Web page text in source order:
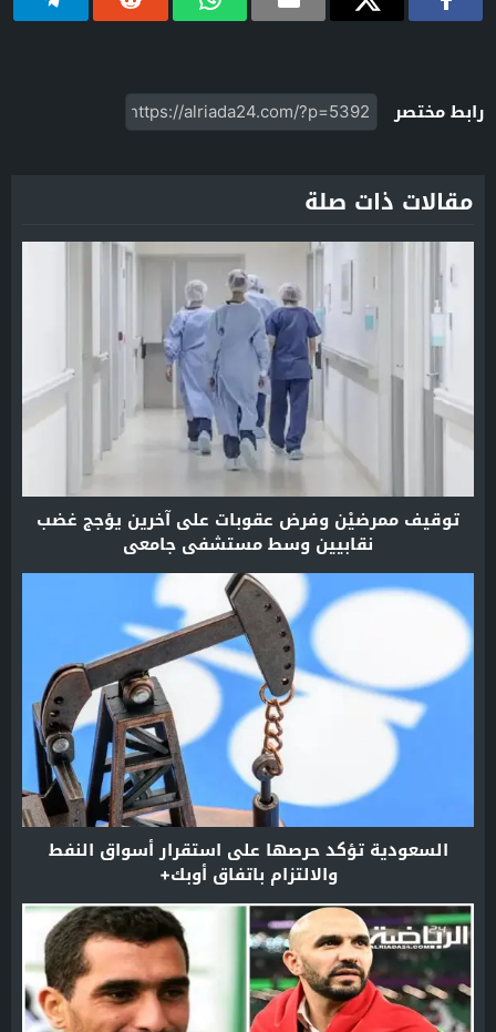
رابط مختصر
مقالات ذات صلة
توقيف ممرضيْن وفرض عقوبات على آخرين يؤجج غضب
نقابيين وسط مستشفى جامعي
السعودية تؤكد حرصها على استقرار أسواق النفط
والالتزام باتفاق أوبك+